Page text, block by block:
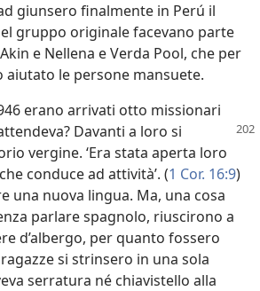
giunsero finalmente in Perú il
gruppo originale facevano parte
e Nellena e Verda Pool, che per
aiutato le persone mansuete.
erano arrivati otto missionari
Davanti a loro si
vergine. ‘Era stata aperta loro
conduce ad attività’. (1 Cor. 16:9)
una nuova lingua. Ma, una cosa
parlare spagnolo, riuscirono a
d’albergo, per quanto fossero
si strinsero in una sola
serratura né chiavistello alla